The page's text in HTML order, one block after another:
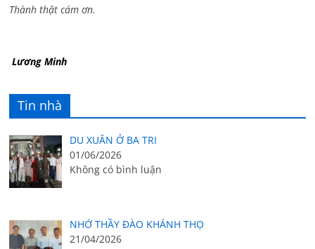
Thành thật cám ơn.
Lương Minh
Tin nhà
DU XUÂN Ở BA TRI
01/06/2026
Không có bình luận
NHỚ THẦY ĐÀO KHÁNH THỌ
21/04/2026